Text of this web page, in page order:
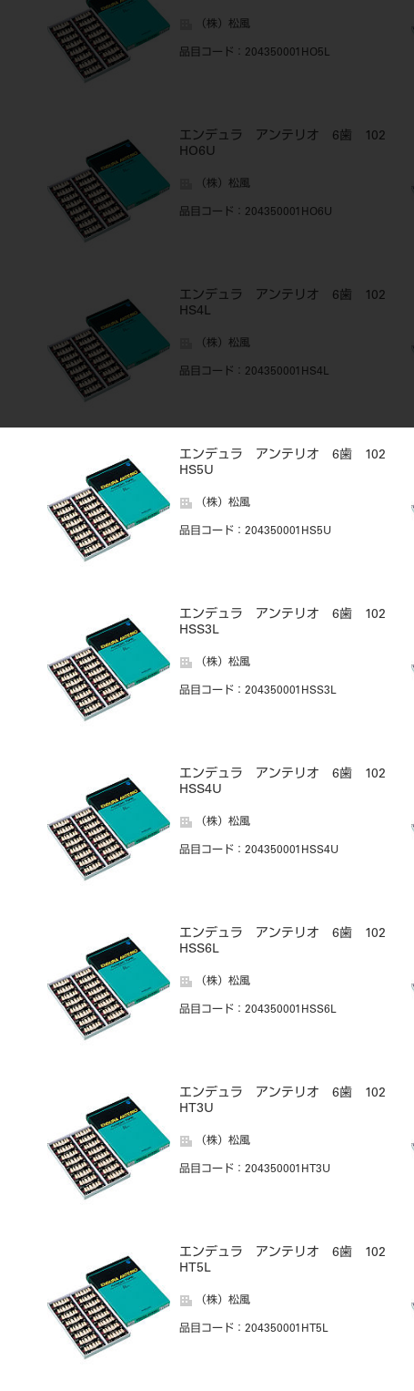
（株）松風
品目コード ：204350001HO5L
エンデュラ アンテリオ 6歯 102
HO6U
（株）松風
品目コード ：204350001HO6U
エンデュラ アンテリオ 6歯 102
HS4L
（株）松風
品目コード ：204350001HS4L
エンデュラ アンテリオ 6歯 102
HS5U
（株）松風
品目コード ：204350001HS5U
エンデュラ アンテリオ 6歯 102
HSS3L
（株）松風
品目コード ：204350001HSS3L
エンデュラ アンテリオ 6歯 102
HSS4U
（株）松風
品目コード ：204350001HSS4U
エンデュラ アンテリオ 6歯 102
HSS6L
（株）松風
品目コード ：204350001HSS6L
エンデュラ アンテリオ 6歯 102
HT3U
（株）松風
品目コード ：204350001HT3U
エンデュラ アンテリオ 6歯 102
HT5L
（株）松風
品目コード ：204350001HT5L